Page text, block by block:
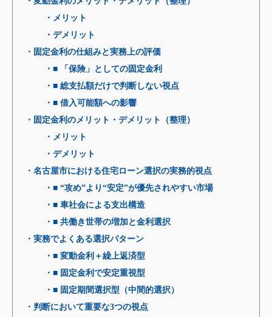
・メリット
・デメリット
・固定金利の仕組みと実務上の評価
・■ 「保険」としての固定金利
・■ 総支払額だけで判断しない視点
・■ 借入可能額への影響
・固定金利のメリット・デメリット（整理）
・メリット
・デメリット
・名古屋市における住宅ローン選択の実務的視点
・■ “攻め”より“安定”が優先されやすい市場
・■ 車社会による支出構造
・■ 共働き世帯の増加と金利選択
・実務でよくある選択パターン
・■ 変動金利＋繰上返済型
・■ 固定金利で安定重視型
・■ 固定期間選択型（中間的選択）
・判断において重要な3つの視点